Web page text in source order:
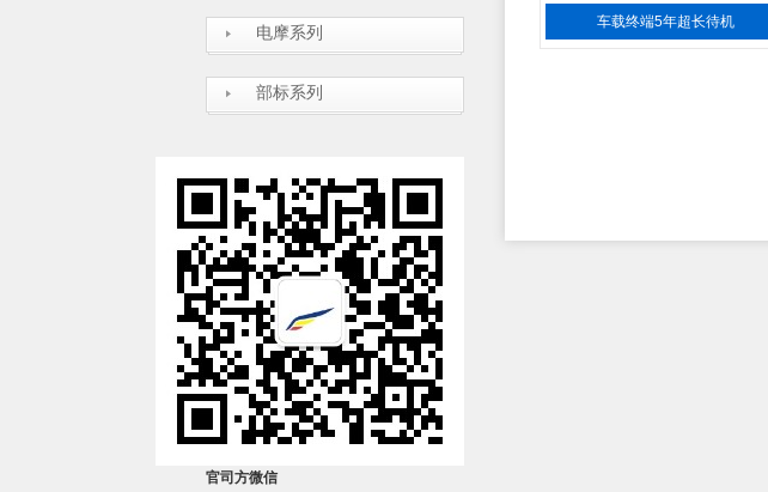
电摩系列
部标系列
官司方微信
车载终端5年超长待机